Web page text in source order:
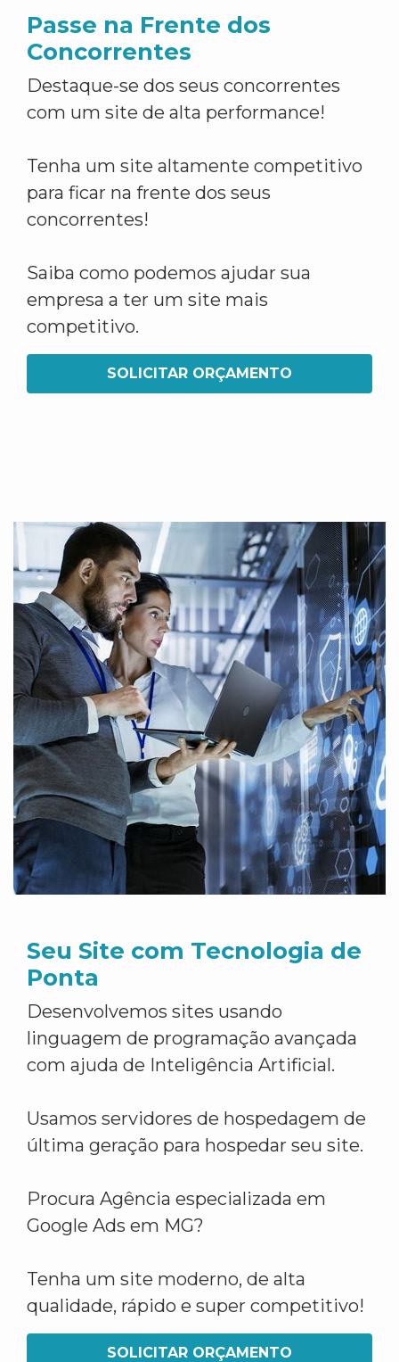
Passe na Frente dos
Concorrentes
Destaque-se dos seus concorrentes
com um site de alta performance!
Tenha um site altamente competitivo
para ficar na frente dos seus
concorrentes!
Saiba como podemos ajudar sua
empresa a ter um site mais
competitivo.
SOLICITAR ORÇAMENTO
Seu Site com Tecnologia de
Ponta
Desenvolvemos sites usando
linguagem de programação avançada
com ajuda de Inteligência Artificial.
Usamos servidores de hospedagem de
última geração para hospedar seu site.
Procura Agência especializada em
Google Ads em MG?
Tenha um site moderno, de alta
qualidade, rápido e super competitivo!
SOLICITAR ORÇAMENTO